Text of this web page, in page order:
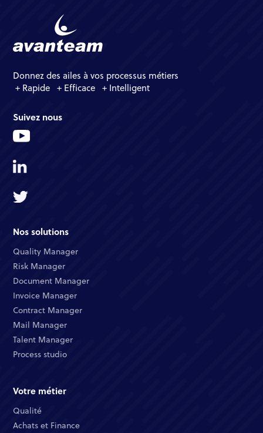
Donnez des ailes à vos processus métiers
+ Rapide + Efficace + Intelligent
Suivez nous
Nos solutions
Quality Manager​
Risk Manager​
Document Manager​
Invoice Manager​
Contract Manager​
Mail Manager​
Talent Manager​
Process studio
Votre métier
Qualité​
Achats et Finance ​